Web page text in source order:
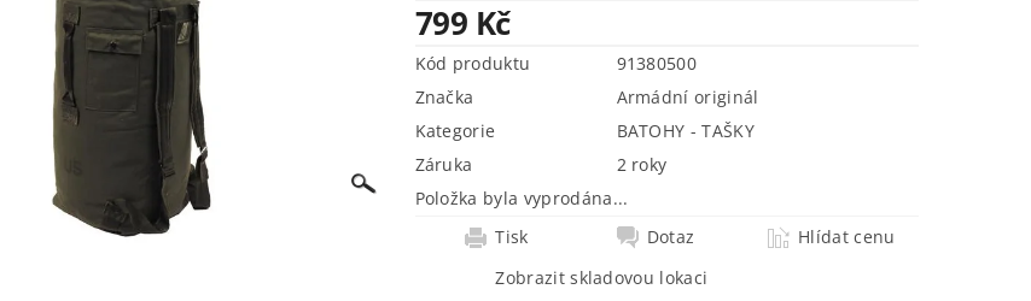
799 Kč
Kód produktu
91380500
Značka
Armádní originál
Kategorie
BATOHY - TAŠKY
Záruka
2 roky
Položka byla vyprodána...
Tisk
Dotaz
Hlídat cenu
Zobrazit skladovou lokaci